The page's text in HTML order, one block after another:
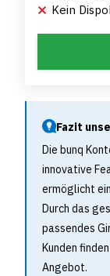
Kein
Fazit
Die bunq
innovative
ermöglicht
Durch das
passendes
Kunden
Angebot.